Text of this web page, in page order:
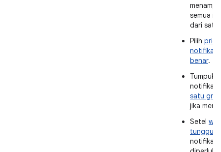
semua
dari satu
Pilih
notifikasi
benar.
Tumpuk
notifikasi
satu
jika
Setel
tunggu
notifikasi